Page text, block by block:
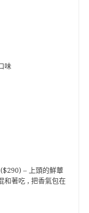
味
– 上頭的鮮蕈
和著吃 , 把香氣包在